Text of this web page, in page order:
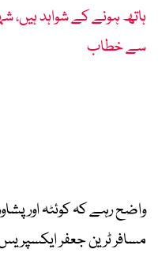
ہاتھ ہونے کے شواہد ہیں،
سے خطاب
واضح رہے کہ کوئٹہ اور
مسافر ٹرین جعفر